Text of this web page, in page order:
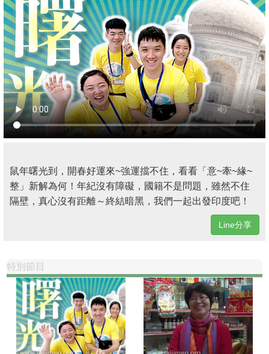
鼠年曙光到，開春好運來~強運擋不住，看看「意~牽~緣~
整」新解為何！年紀沒有障礙，國籍不是問題，雖然不住
隔壁，真心沒有距離～終結暗黑，我們一起出發印度吧！
Line分享
特別節目